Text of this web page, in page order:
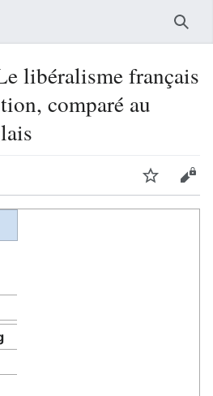
libéralisme français
comparé au
Suivre